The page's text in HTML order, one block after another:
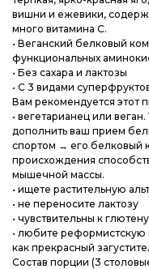
вишни и ежевики,
много витамина С.
• Веганский белковый
функциональных
• Без сахара и лактозы
• С 3 видами
Вам рекомендуется этот
• вегетарианец или
дополнить ваш прием
спортом → его белковый
происхождения
мышечной массы.
• ищете растительную
• не переносите лактозу
• чувствительны к глютену
• любите реформистскую
как прекрасный
Состав порции (3